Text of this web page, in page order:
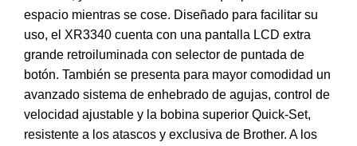
espacio mientras se cose. Diseñado para facilitar su
uso, el XR3340 cuenta con una pantalla LCD extra
grande retroiluminada con selector de puntada de
botón. También se presenta para mayor comodidad un
avanzado sistema de enhebrado de agujas, control de
velocidad ajustable y la bobina superior Quick-Set,
resistente a los atascos y exclusiva de Brother. A los